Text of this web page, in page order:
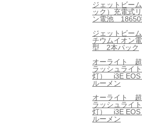
ジェットビー
ック）充電式
ン電池 18650
ジェットビー
チウムイオン
型 2本パック
オーライト 超
ラッシュライ
灯） i3E
ルーメン
オーライト 超
ラッシュライ
灯） i3E
ルーメン